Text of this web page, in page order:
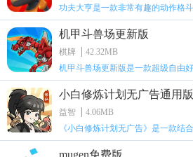
机甲斗兽场更新版
棋牌
42.32MB
小白修炼计划无广告通用版
益智
4.06MB
mugen免费版